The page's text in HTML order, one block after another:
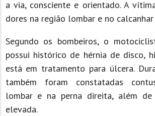
a via, consciente e orientado. A
dores na região lombar e no
Segundo os bombeiros, o
possui histórico de hérnia de disco,
está em tratamento para úlcera.
também foram constatadas
lombar e na perna direita, além
elevada.